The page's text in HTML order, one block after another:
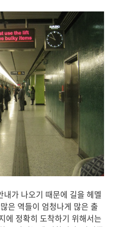
가 나오기 때문에 길을 헤멜
은 역들이 엄청나게 많은 출
에 정확히 도착하기 위해서는